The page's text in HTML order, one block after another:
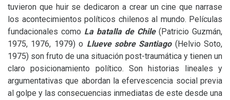
tuvieron que huir se dedicaron a crear un cine que narrase
los acontecimientos políticos chilenos al mundo. Películas
fundacionales como La batalla de Chile (Patricio Guzmán,
1975, 1976, 1979) o Llueve sobre Santiago (Helvio Soto,
1975) son fruto de una situación post-traumática y tienen un
claro posicionamiento político. Son historias lineales y
argumentativas que abordan la efervescencia social previa
al golpe y las consecuencias inmediatas de este desde una